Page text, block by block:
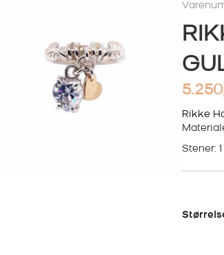
Rikke
Stener: